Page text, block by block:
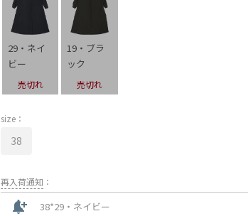
29・ネイ
ビー
売切れ
19・ブラ
ック
売切れ
size：
38
再入荷通知 ：
notification_add 38*29・ネイビー